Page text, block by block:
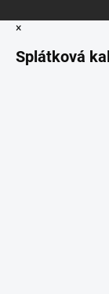
×
Splátková